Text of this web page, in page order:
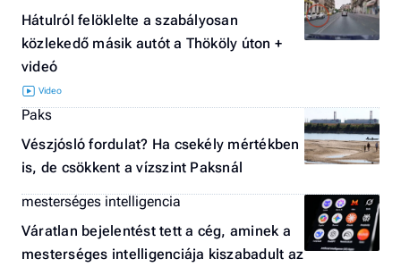
Hátulról felöklelte a szabályosan
közlekedő másik autót a Thököly úton +
videó
Paks
Vészjósló fordulat? Ha csekély mértékben
is, de csökkent a vízszint Paksnál
mesterséges intelligencia
Váratlan bejelentést tett a cég, aminek a
mesterséges intelligenciája kiszabadult az